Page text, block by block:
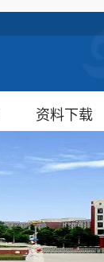
资料下载